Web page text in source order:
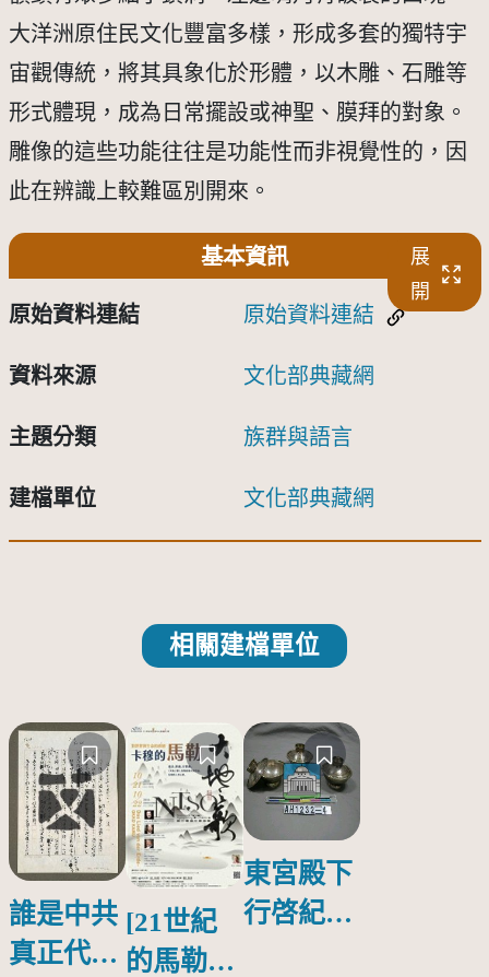
大洋洲原住民文化豐富多樣，形成多套的獨特宇
宙觀傳統，將其具象化於形體，以木雕、石雕等
形式體現，成為日常擺設或神聖、膜拜的對象。
雕像的這些功能往往是功能性而非視覺性的，因
此在辨識上較難區別開來。
基本資訊
展
開
原始資料連結 原始資料連結
資料來源 文化部典藏網
主題分類 族群與語言
建檔單位 文化部典藏網
相關建檔單位
誰是中共
真正代言
[21世紀
的馬勒、
東宮殿下
行啓紀念